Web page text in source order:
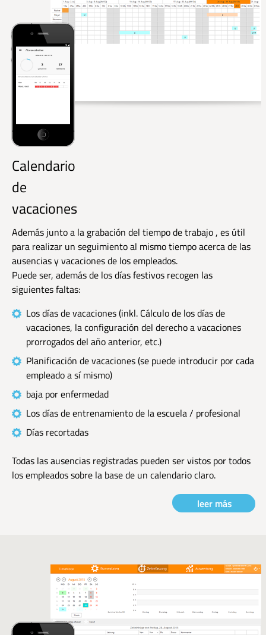
Calendario
de
vacaciones
Además junto a la grabación del tiempo de trabajo , es útil
para realizar un seguimiento al mismo tiempo acerca de las
ausencias y vacaciones de los empleados.
Puede ser, además de los días festivos recogen las
siguientes faltas:
Los días de vacaciones (inkl. Cálculo de los días de
vacaciones, la configuración del derecho a vacaciones
prorrogados del año anterior, etc.)
Planificación de vacaciones (se puede introducir por cada
empleado a sí mismo)
baja por enfermedad
Los días de entrenamiento de la escuela / profesional
Días recortadas
Todas las ausencias registradas pueden ser vistos por todos
los empleados sobre la base de un calendario claro.
leer más